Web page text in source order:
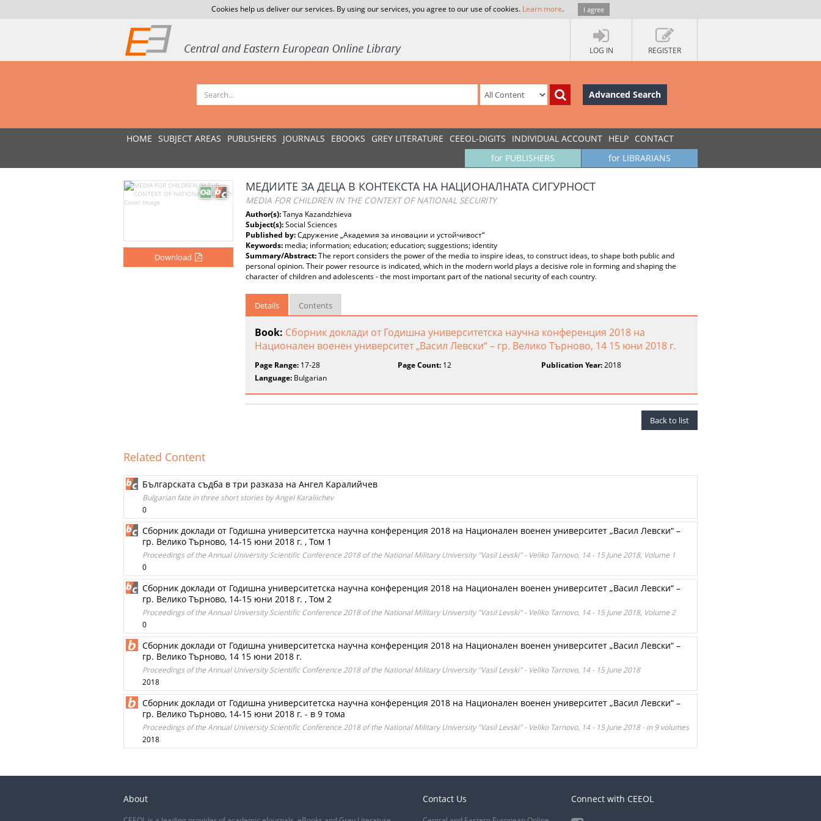
Cookies help us deliver our services. By using our services, you agree to our use of cookies. Learn more. I agree
LOG IN REGISTER
Advanced Search
HOME SUBJECT AREAS PUBLISHERS JOURNALS EBOOKS GREY LITERATURE CEEOL-DIGITS INDIVIDUAL ACCOUNT HELP CONTACT
for LIBRARIANS
for PUBLISHERS
Download
МЕДИИТЕ ЗА ДЕЦА В КОНТЕКСТА НА НАЦИОНАЛНАТА СИГУРНОСТ
MEDIA FOR CHILDREN IN THE CONTEXT OF NATIONAL SECURITY
Author(s):Tanya Kazandzhieva
Subject(s):Social Sciences
Published by:Сдружение „Академия за иновации и устойчивост“
Keywords: media; information; education; education; suggestions; identity
Summary/Abstract:The report considers the power of the media to inspire ideas, to construct ideas, to shape both public and
personal opinion. Their power resource is indicated, which in the modern world plays a decisive role in forming and shaping the
character of children and adolescents - the most important part of the national security of each country.
Details Contents
Book: Сборник доклади от Годишна университетска научна конференция 2018 на
Национален военен университет „Васил Левски“ – гр. Велико Търново, 14 15 юни 2018 г.
Page Range: 17-28 Page Count: 12 Publication Year:2018
Language: Bulgarian
Back to list
Related Content
Българската съдба в три разказа на Ангел Каралийчев
Bulgarian fate in three short stories by Angel Karaliichev
0
Сборник доклади от Годишна университетска научна конференция 2018 на Национален военен университет „Васил Левски“ –
гр. Велико Търново, 14-15 юни 2018 г. , Том 1
Proceedings of the Annual University Scientific Conference 2018 of the National Military University "Vasil Levski" - Veliko Tarnovo, 14 - 15 June 2018, Volume 1
0
Сборник доклади от Годишна университетска научна конференция 2018 на Национален военен университет „Васил Левски“ –
гр. Велико Търново, 14-15 юни 2018 г. , Том 2
Proceedings of the Annual University Scientific Conference 2018 of the National Military University "Vasil Levski" - Veliko Tarnovo, 14 - 15 June 2018, Volume 2
0
Сборник доклади от Годишна университетска научна конференция 2018 на Национален военен университет „Васил Левски“ –
гр. Велико Търново, 14 15 юни 2018 г.
Proceedings of the Annual University Scientific Conference 2018 of the National Military University "Vasil Levski" - Veliko Tarnovo, 14 - 15 June 2018
2018
Сборник доклади от Годишна университетска научна конференция 2018 на Национален военен университет „Васил Левски“ –
гр. Велико Търново, 14-15 юни 2018 г. - в 9 тома
Proceedings of the Annual University Scientific Conference 2018 of the National Military University "Vasil Levski" - Veliko Tarnovo, 14 - 15 June 2018 - in 9 volumes
2018
About Contact Us Connect with CEEOL